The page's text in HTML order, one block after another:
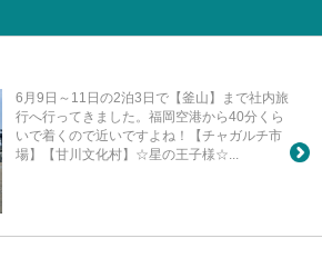
6月9日～11日の2泊3日で【釜山】まで社内旅
行へ行ってきました。福岡空港から40分くら
いで着くので近いですよね！【チャガルチ市
場】【甘川文化村】☆星の王子様☆...